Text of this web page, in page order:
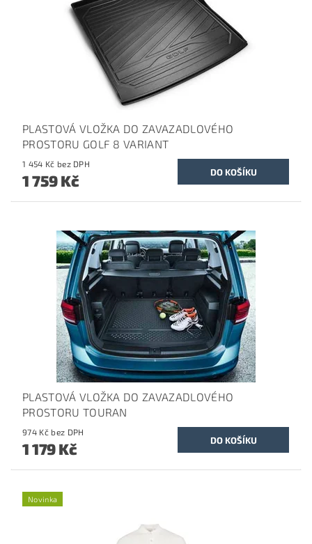
PLASTOVÁ VLOŽKA DO ZAVAZADLOVÉHO
PROSTORU GOLF 8 VARIANT
1 454 Kč bez DPH
1 759 Kč
PLASTOVÁ VLOŽKA DO ZAVAZADLOVÉHO
PROSTORU TOURAN
974 Kč bez DPH
1 179 Kč
Novinka